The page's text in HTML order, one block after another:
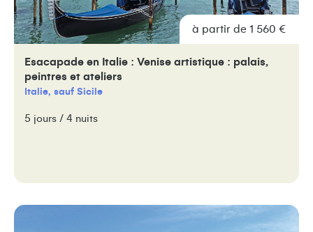
à partir de 1 560 €
Esacapade en Italie : Venise artistique : palais,
peintres et ateliers
Italie, sauf Sicile
5 jours / 4 nuits